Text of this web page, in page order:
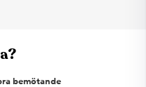
bemötande